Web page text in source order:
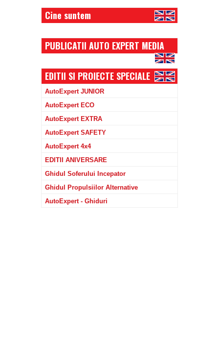
Cine suntem
PUBLICATII AUTO EXPERT MEDIA
EDITII SI PROIECTE SPECIALE
AutoExpert JUNIOR
AutoExpert ECO
AutoExpert EXTRA
AutoExpert SAFETY
AutoExpert 4x4
EDITII ANIVERSARE
Ghidul Soferului Incepator
Ghidul Propulsiilor Alternative
AutoExpert - Ghiduri